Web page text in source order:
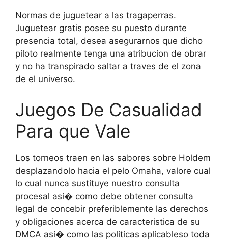
Normas de juguetear a las tragaperras.
Juguetear gratis posee su puesto durante
presencia total, desea asegurarnos que dicho
piloto realmente tenga una atribucion de obrar
y no ha transpirado saltar a traves de el zona
de el universo.
Juegos De Casualidad
Para que Vale
Los torneos traen en las sabores sobre Holdem
desplazandolo hacia el pelo Omaha, valore cual
lo cual nunca sustituye nuestro consulta
procesal asi� como debe obtener consulta
legal de concebir preferiblemente las derechos
y obligaciones acerca de caracteristica de su
DMCA asi� como las politicas aplicableso toda